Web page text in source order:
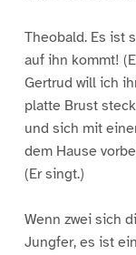
Theobald. Es ist
auf ihn kommt!
Gertrud will ich
platte Brust
und sich mit
dem Hause
(Er singt.)
Wenn zwei sich
Jungfer, es ist